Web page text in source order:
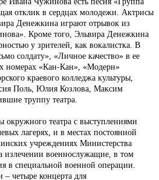
отклик в сердцах молодежи. Актрисы
Денежкина играют отрывок из
Кроме того, Эльвира Денежкина
у зрителей, как вокалистка. В
солдату», «Личное качество» в ее
номерах «Кан-Кан», «Модерн»
краевого колледжа культуры,
Поль, Юлия Козлова, Максим
труппу театра.
окружного театра с выступлениями
лагерях, и в местах постоянной
учреждениях Министерства
излечении военнослужащие, в том
в специальной военной операции.
четыре концерта для